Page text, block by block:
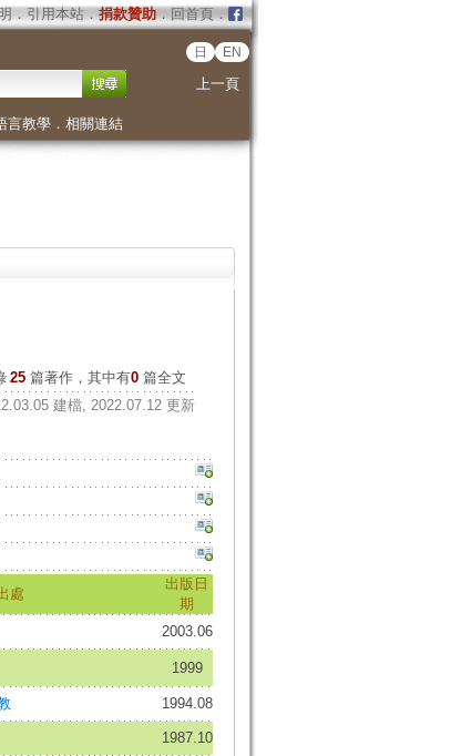
． 引用本站． 捐款贊助．回首頁．
日 EN
上一頁
言教學． 相關連結
25 篇著作，其中有0篇全文
建檔, 2022.07.12 更新
處
出版日
期
2003.06
1999
1994.08
1987.10